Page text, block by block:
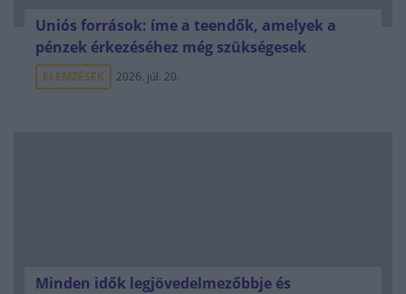
Uniós források: íme a teendők, amelyek a
pénzek érkezéséhez még szükségesek
ELEMZÉSEK 2026. júl. 20.
Minden idők legjövedelmezőbbje és